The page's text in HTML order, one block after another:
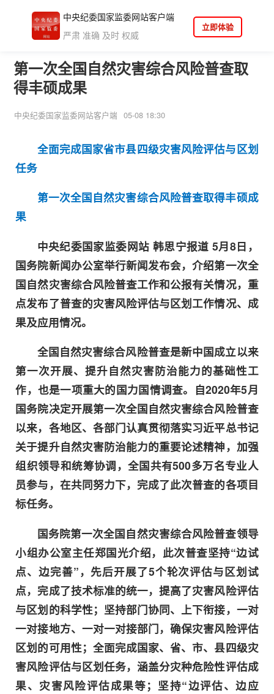
中央纪委国家监委网站客户端
严肃 准确 及时 权威
立即体验
第一次全国自然灾害综合风险普查取
得丰硕成果
中央纪委国家监委网站客户端 05-08 18:30
全面完成国家省市县四级灾害风险评估与区划
任务
第一次全国自然灾害综合风险普查取得丰硕成
果
中央纪委国家监委网站 韩思宁报道 5月8日，
国务院新闻办公室举行新闻发布会，介绍第一次全
国自然灾害综合风险普查工作和公报有关情况，重
点发布了普查的灾害风险评估与区划工作情况、成
果及应用情况。
全国自然灾害综合风险普查是新中国成立以来
第一次开展、提升自然灾害防治能力的基础性工
作，也是一项重大的国力国情调查。自2020年5月
国务院决定开展第一次全国自然灾害综合风险普查
以来，各地区、各部门认真贯彻落实习近平总书记
关于提升自然灾害防治能力的重要论述精神，加强
组织领导和统筹协调，全国共有500多万名专业人
员参与，在共同努力下，完成了此次普查的各项目
标任务。
国务院第一次全国自然灾害综合风险普查领导
小组办公室主任郑国光介绍，此次普查坚持“边试
点、边完善”，先后开展了5个轮次评估与区划试
点，完成了技术标准的统一，提高了灾害风险评估
与区划的科学性；坚持部门协同、上下衔接，一对
一对接地方、一对一对接部门，确保灾害风险评估
区划的可用性；全面完成国家、省、市、县四级灾
害风险评估与区划任务，涵盖分灾种危险性评估成
果、灾害风险评估成果等；坚持“边评估、边应